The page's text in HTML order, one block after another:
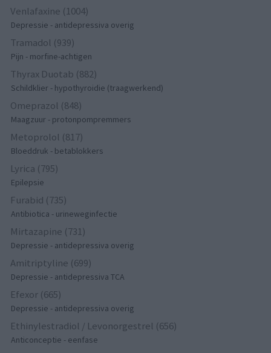
Venlafaxine (1004)
Depressie - antidepressiva overig
Tramadol (939)
Pijn - morfine-achtigen
Thyrax Duotab (882)
Schildklier - hypothyroidie (traagwerkend)
Omeprazol (848)
Maagzuur - protonpompremmers
Metoprolol (817)
Bloeddruk - betablokkers
Lyrica (795)
Epilepsie
Furabid (735)
Antibiotica - urineweginfectie
Mirtazapine (731)
Depressie - antidepressiva overig
Amitriptyline (699)
Depressie - antidepressiva TCA
Efexor (665)
Depressie - antidepressiva overig
Ethinylestradiol / Levonorgestrel (656)
Anticonceptie - eenfase